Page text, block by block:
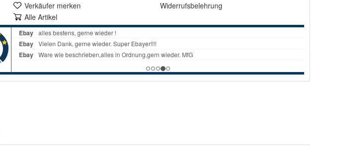
Verkäufer merken
Alle Artikel
Widerrufsbelehrung